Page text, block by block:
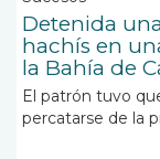
Detenida
hachís en
la Bahía de
El patrón tuvo
percatarse de la